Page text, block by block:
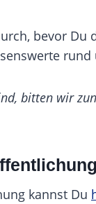
bevor Du
bitten wir
kannst Du